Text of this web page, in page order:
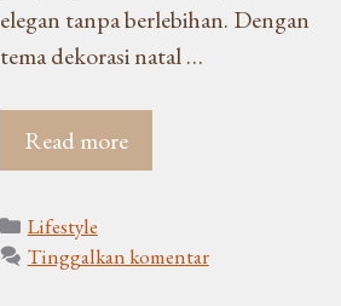
elegan tanpa berlebihan. Dengan
tema dekorasi natal …
Read more
Kategori
Lifestyle
Tinggalkan komentar